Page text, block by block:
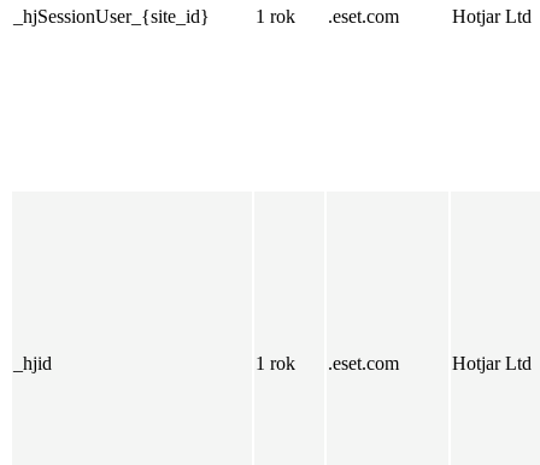
_hjSessionUser_{site_id} 1 rok .eset.com Hotjar Ltd
_hjid 1 rok .eset.com Hotjar Ltd